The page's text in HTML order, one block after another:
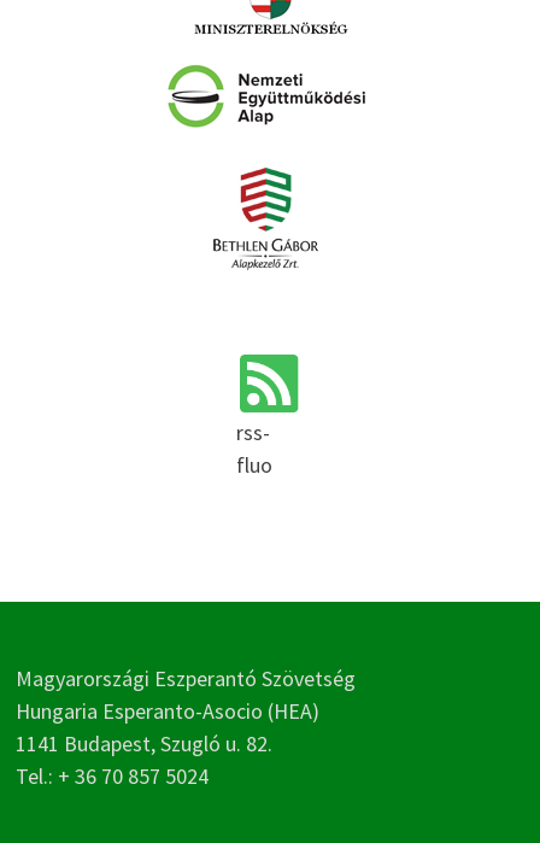
rss-
fluo
Magyarországi Eszperantó Szövetség
Hungaria Esperanto-Asocio (HEA)
1141 Budapest, Szugló u. 82.
Tel.: + 36 70 857 5024